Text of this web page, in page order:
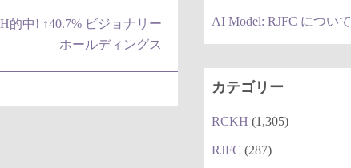
的中! ↑40.7% ビジョナリー
ホールディングス
AI Model: RJFC について
カテゴリー
RCKH (1,305)
RJFC (287)